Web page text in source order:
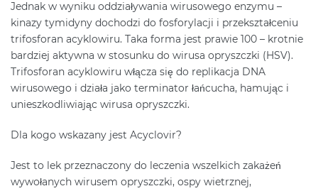
Jednak w wyniku oddziaływania wirusowego enzymu –
kinazy tymidyny dochodzi do fosforylacji i przekształceniu
trifosforan acyklowiru. Taka forma jest prawie 100 – krotnie
bardziej aktywna w stosunku do wirusa opryszczki (HSV).
Trifosforan acyklowiru włącza się do replikacja DNA
wirusowego i działa jako terminator łańcucha, hamując i
unieszkodliwiając wirusa opryszczki.
Dla kogo wskazany jest Acyclovir?
Jest to lek przeznaczony do leczenia wszelkich zakażeń
wywołanych wirusem opryszczki, ospy wietrznej,